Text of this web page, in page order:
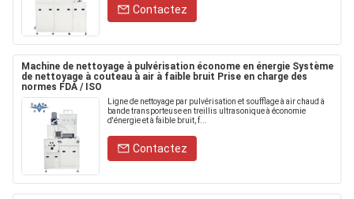
Contactez
Machine de nettoyage à pulvérisation économe en énergie Système
de nettoyage à couteau à air à faible bruit Prise en charge des
normes FDA / ISO
Ligne de nettoyage par pulvérisation et soufflage à air chaud à
bande transporteuse en treillis ultrasonique à économie
d'énergie et à faible bruit, f...
Contactez